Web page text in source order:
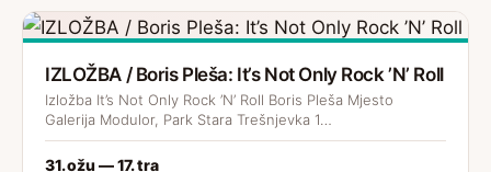
IZLOŽBA / Boris Pleša: It’s Not Only Rock ’N’ Roll
Izložba It’s Not Only Rock ’N’ Roll Boris Pleša Mjesto
Galerija Modulor, Park Stara Trešnjevka 1…
31. ožu — 17. tra